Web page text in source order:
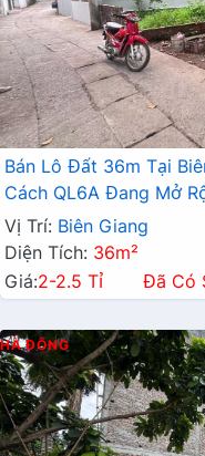
Bán Lô Đất 36m Tại
Cách QL6A Đang Mở
Vị Trí: Biên Giang
Diện Tích: 36m²
Giá:2-2.5 Tỉ Đã Có
HÀ ĐÔNG